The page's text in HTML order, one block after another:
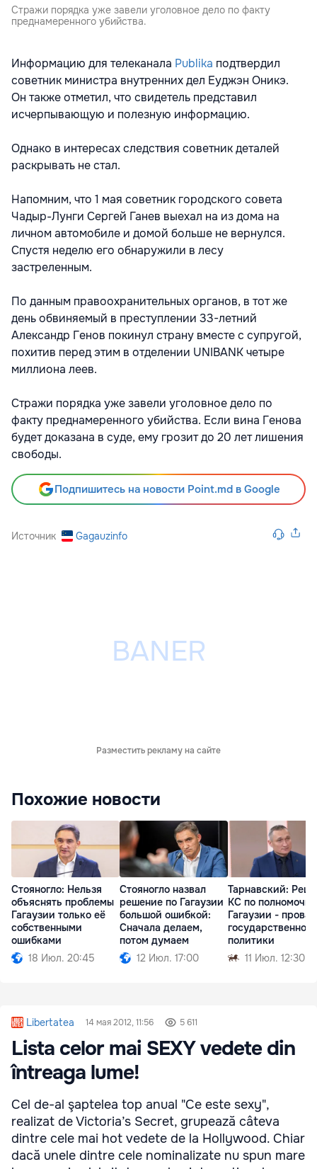
Стражи порядка уже завели уголовное дело по факту
преднамеренного убийства.
Информацию для телеканала Publika подтвердил
советник министра внутренних дел Еуджэн Оникэ.
Он также отметил, что свидетель представил
исчерпывающую и полезную информацию.
Однако в интересах следствия советник деталей
раскрывать не стал.
Напомним, что 1 мая советник городского совета
Чадыр-Лунги Сергей Ганев выехал на из дома на
личном автомобиле и домой больше не вернулся.
Спустя неделю его обнаружили в лесу
застреленным.
По данным правоохранительных органов, в тот же
день обвиняемый в преступлении 33-летний
Александр Генов покинул страну вместе с супругой,
похитив перед этим в отделении UNIBANK четыре
миллиона леев.
Стражи порядка уже завели уголовное дело по
факту преднамеренного убийства. Если вина Генова
будет доказана в суде, ему грозит до 20 лет лишения
свободы.
Подпишитесь на новости Point.md в Google
Источник Gagauzinfo
Разместить рекламу на сайте
Похожие новости
Стояногло: Нельзя
объяснять проблемы
Гагаузии только её
собственными
ошибками
18 Июл. 20:45
Стояногло назвал
решение по Гагаузии
большой ошибкой:
Сначала делаем,
потом думаем
12 Июл. 17:00
Тарнавский:
КС по
Гагаузии - провал
государственной
политики
11 Июл. 12:30
Libertatea 14 мая 2012, 11:56 5 611
Lista celor mai SEXY vedete din
întreaga lume!
Cel de-al şaptelea top anual "Ce este sexy",
realizat de Victoria’s Secret, grupează câteva
dintre cele mai hot vedete de la Hollywood. Chiar
dacă unele dintre cele nominalizate nu spun mare